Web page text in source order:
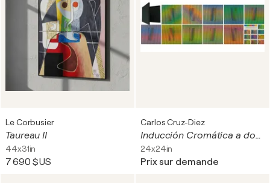
Le Corbusier
Taureau II
44x31in
7 690 $US
Carlos Cruz-Diez
Inducción Cromática a doble frecuencia, 2013
24x24in
Prix sur demande